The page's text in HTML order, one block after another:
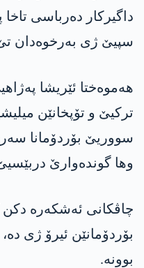
داگیركار ده‌رباسی
سپیێ ژی به‌رخوه‌دان
هه‌موه‌ختا ئێریشا
تركیێ و تۆپخانێن
سووریێ بۆردۆمانا
وها گونده‌وارێ
چاڤكانی ئه‌شكه‌ره‌
بۆردۆمانێن ئیرۆ ژی
بوونه‌.